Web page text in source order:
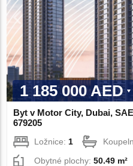
1 185 000 AED
Byt v Motor City, Dubai,
679205
Ložnice:1
Obytné plochy:50.49 m²